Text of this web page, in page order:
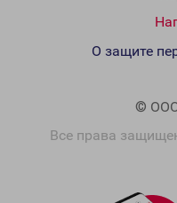
©
Все права
О защите